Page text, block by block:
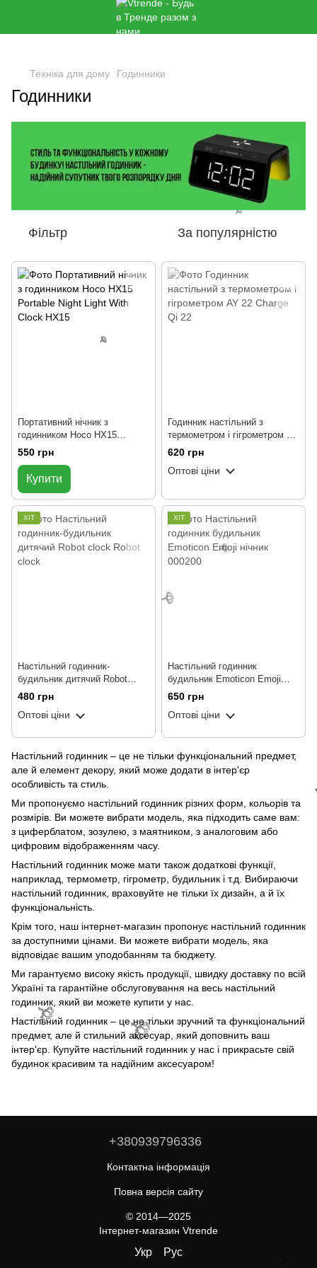
Техніка для дому Годинники
Годинники
Фільтр За популярністю
Портативний нічник з
годинником Hoco HX15
Portable Night Light With Clock
550 грн
Купити
Годинник настільний з
термометром і гігрометром AY
22 Charge Qi Білий
620 грн
Оптові ціни
ХІТ
Настільний годинник-
будильник дитячий Robot
clock
480 грн
Оптові ціни
ХІТ
Настільний годинник
будильник Emoticon Emoji
нічник
650 грн
Оптові ціни
Настільний годинник – це не тільки функціональний предмет,
але й елемент декору, який може додати в інтер'єр
особливість та стиль.
Ми пропонуємо настільний годинник різних форм, кольорів та
розмірів. Ви можете вибрати модель, яка підходить саме вам:
з циферблатом, зозулею, з маятником, з аналоговим або
цифровим відображенням часу.
Настільний годинник може мати також додаткові функції,
наприклад, термометр, гігрометр, будильник і т.д. Вибираючи
настільний годинник, враховуйте не тільки їх дизайн, а й їх
функціональність.
Крім того, наш інтернет-магазин пропонує настільний годинник
за доступними цінами. Ви можете вибрати модель, яка
відповідає вашим уподобанням та бюджету.
Ми гарантуємо високу якість продукції, швидку доставку по всій
Україні та гарантійне обслуговування на весь настільний
годинник, який ви можете купити у нас.
Настільний годинник – це не тільки зручний та функціональний
предмет, але й стильний аксесуар, який доповнить ваш
інтер'єр. Купуйте настільний годинник у нас і прикрасьте свій
будинок красивим та надійним аксесуаром!
+380939796336
Контактна інформація
Повна версія сайту
© 2014—2025
Інтернет-магазин Vtrende
Укр Рус
🌹
🌹
🌹
🌹